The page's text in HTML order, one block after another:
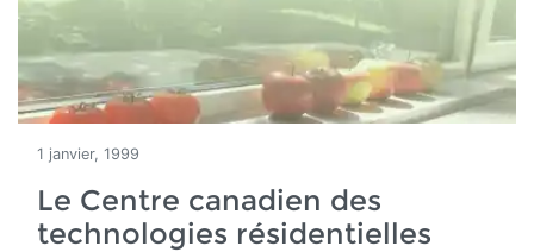
1 janvier, 1999
Le Centre canadien des
technologies résidentielles